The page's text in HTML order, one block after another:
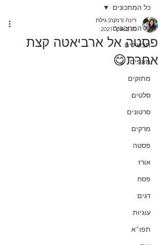
כל המתכונים
תבשילים
מאפים
מתוקים
סלטים
סרטונים
מרקים
פסטה
אורז
פסח
דגים
עוגיות
תפו"א
כל המתכונים
פסטה אל ארביאטה קצת
אחרת😋
רינה (רנקה) גילת
20 באוק׳ 2021